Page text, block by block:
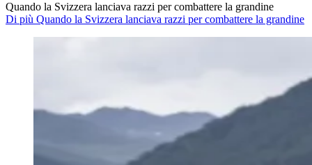
Quando la Svizzera lanciava razzi per combattere la grandine
Di più Quando la Svizzera lanciava razzi per combattere la grandine